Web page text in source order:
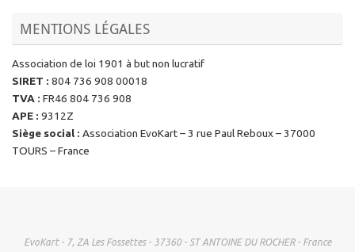
MENTIONS LÉGALES
Association de loi 1901 à but non lucratif
SIRET : 804 736 908 00018
TVA : FR46 804 736 908
APE : 9312Z
Siège social : Association EvoKart – 3 rue Paul Reboux – 37000
TOURS – France
EvoKart - 7, ZA Les Fossettes - 37360 - ST ANTOINE DU ROCHER - France